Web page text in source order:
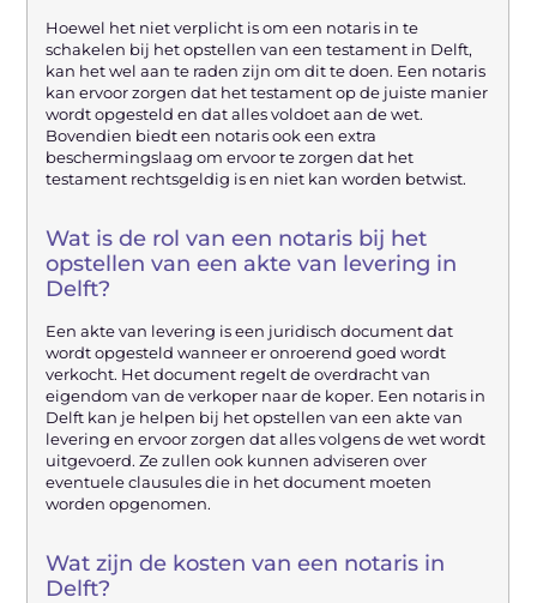
Hoewel het niet verplicht is om een notaris in te
schakelen bij het opstellen van een testament in Delft,
kan het wel aan te raden zijn om dit te doen. Een notaris
kan ervoor zorgen dat het testament op de juiste manier
wordt opgesteld en dat alles voldoet aan de wet.
Bovendien biedt een notaris ook een extra
beschermingslaag om ervoor te zorgen dat het
testament rechtsgeldig is en niet kan worden betwist.
Wat is de rol van een notaris bij het
opstellen van een akte van levering in
Delft?
Een akte van levering is een juridisch document dat
wordt opgesteld wanneer er onroerend goed wordt
verkocht. Het document regelt de overdracht van
eigendom van de verkoper naar de koper. Een notaris in
Delft kan je helpen bij het opstellen van een akte van
levering en ervoor zorgen dat alles volgens de wet wordt
uitgevoerd. Ze zullen ook kunnen adviseren over
eventuele clausules die in het document moeten
worden opgenomen.
Wat zijn de kosten van een notaris in
Delft?